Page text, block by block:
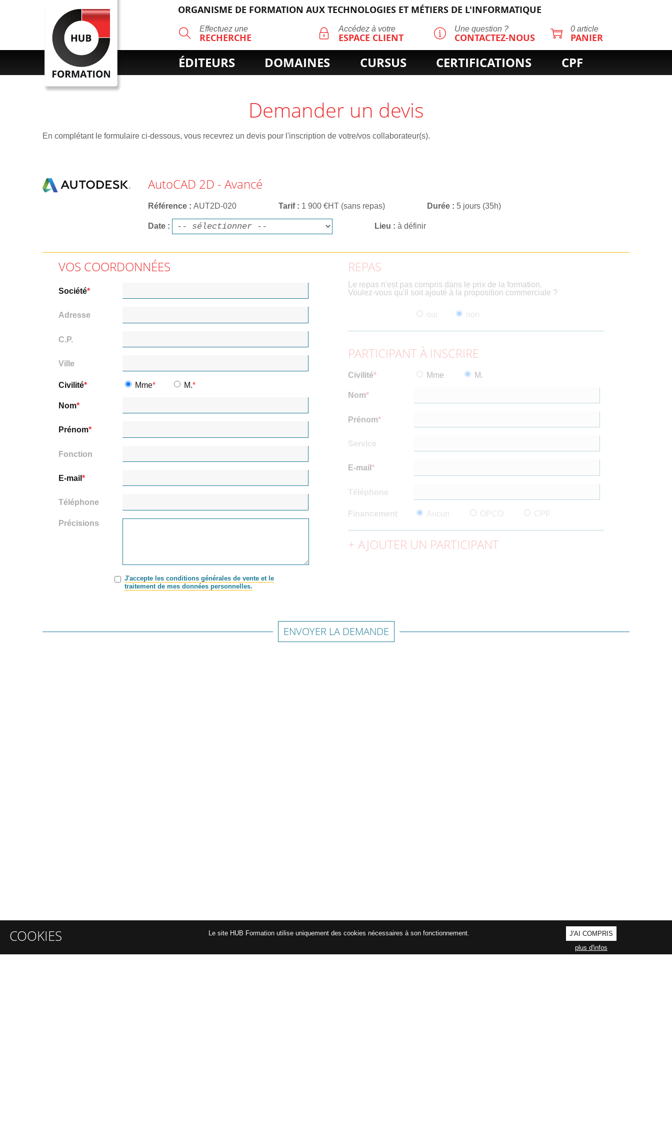
ORGANISME DE FORMATION AUX TECHNOLOGIES ET MÉTIERS DE L'INFORMATIQUE
Effectuez une
RECHERCHE
RECHERCHE Accédez à votre
ESPACE CLIENT
Une question ?
CONTACTEZ-NOUS
0 article
PANIER
ÉDITEURS DOMAINES CURSUS CERTIFICATIONS CPF
Demander un devis
En complétant le formulaire ci-dessous, vous recevrez un devis pour l'inscription de votre/vos collaborateur(s).
AutoCAD 2D - Avancé
Référence AUT2D-020 Tarif 1 900 €HT (sans repas) Durée 5 jours (35h)
Date Lieu à définir
VOS COORDONNÉES
Société
Adresse
C.P.
Ville
Civilité Mme M.
Nom
Prénom
Fonction
E-mail
Téléphone
Précisions
J'accepte les conditions générales de vente et le
traitement de mes données personnelles.
REPAS
Le repas n'est pas compris dans le prix de la formation.
Voulez-vous qu'il soit ajouté à la proposition commerciale ?
oui non
PARTICIPANT À INSCRIRE
Civilité Mme M.
Nom
Prénom
Service
E-mail
Téléphone
Financement Aucun OPCO CPF
AJOUTER UN PARTICIPANT
ENVOYER LA DEMANDE
COOKIES Le site HUB Formation utilise uniquement des cookies nécessaires à son fonctionnement.
J'AI COMPRIS
plus d'infos